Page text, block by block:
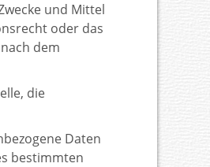
und Mittel
oder das
dem
die
Daten
bestimmten